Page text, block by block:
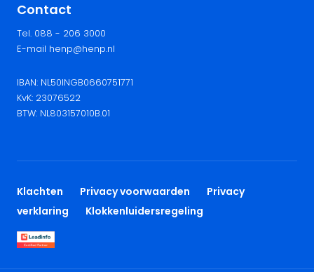
Contact
Tel. 088 - 206 3000
E-mail henp@henp.nl
IBAN: NL50INGB0660751771
KvK: 23076522
BTW: NL803157010B.01
Klachten Privacy voorwaarden
Privacy
verklaring
Klokkenluidersregeling